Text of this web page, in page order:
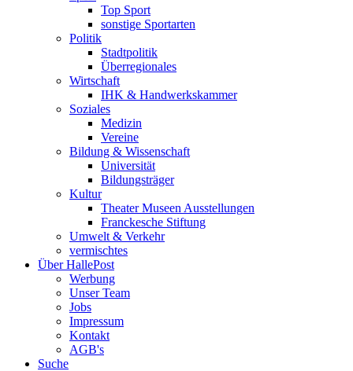
Top Sport
sonstige Sportarten
Politik
Stadtpolitik
Überregionales
Wirtschaft
IHK & Handwerkskammer
Soziales
Medizin
Vereine
Bildung & Wissenschaft
Universität
Bildungsträger
Kultur
Theater Museen Ausstellungen
Franckesche Stiftung
Umwelt & Verkehr
vermischtes
Über HallePost
Werbung
Unser Team
Jobs
Impressum
Kontakt
AGB's
Suche